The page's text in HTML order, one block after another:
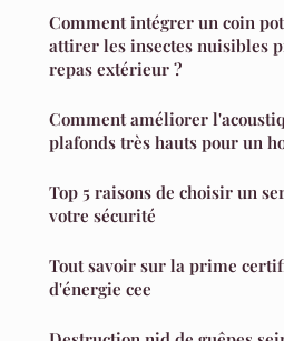
Comment intégrer un coin
attirer les insectes nuisibles
repas extérieur ?
Comment améliorer
plafonds très hauts pour un
Top 5 raisons de choisir un
votre sécurité
Tout savoir sur la prime
d'énergie cee